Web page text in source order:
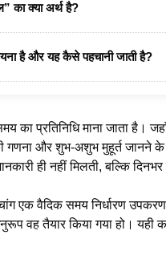
का क्या अर्थ है?
है और यह कैसे पहचानी जाती है?
का प्रतिनिधि माना जाता
गणना और शुभ-अशुभ मुहूर्त जानने
ही नहीं मिलती, बल्कि
एक वैदिक समय निर्धारण
वह तैयार किया गया हो।